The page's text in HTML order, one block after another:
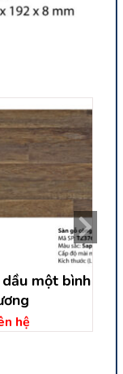
một bình
hệ